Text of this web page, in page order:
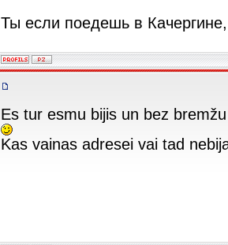
Ты если поедешь в
Es tur esmu bijis un bez
Kas vainas adresei vai tad